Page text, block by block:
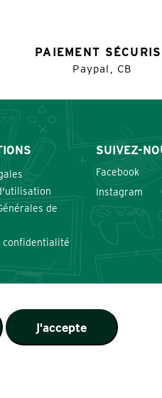
PAIEMENT
Paypal, CB
de
confidentialité
SUIVEZ-
Facebook
Instagram
J'accepte